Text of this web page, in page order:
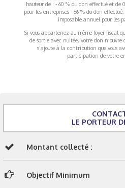
hauteur de : - 60 % du don effectué et de
pour les entreprises - 66 % du don
imposable annuel pour les
Si vous appartenez au même foyer fiscal
de sortie avec nuitée, votre don
s’ajoute à la contribution que vous
participation de votre
LE PORTEUR
Montant collecté :
Objectif Minimum